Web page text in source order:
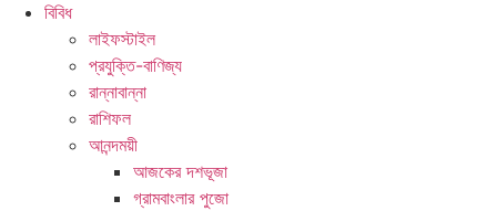
বিবিধ
লাইফস্টাইল
প্রযুক্তি-বাণিজ্য
রান্নাবান্না
রাশিফল
আনন্দময়ী
আজকের দশভূজা
গ্রামবাংলার পুজো